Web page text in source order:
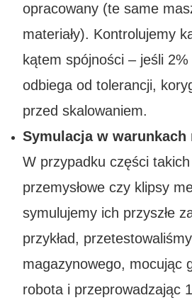
opracowany (te same
materiały). Kontrolujemy
kątem spójności – jeśli
odbiega od tolerancji,
przed skalowaniem.
Symulacja w warunkach
W przypadku części
przemysłowe czy klipsy
symulujemy ich przyszłe
przykład,
magazynowego, mocując
robota i przeprowadzając